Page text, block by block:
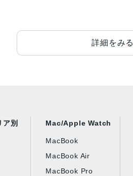
詳細をみる
別 Mac/Apple Watch
MacBook
MacBook Air
MacBook Pro